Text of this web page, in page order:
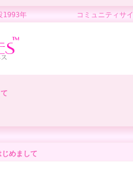
1993年 コミュニティ
じめまして